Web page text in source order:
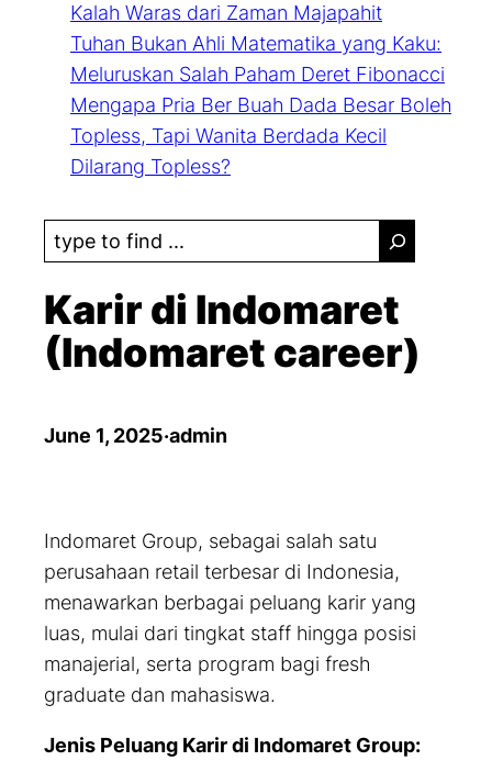
Kalah Waras dari Zaman Majapahit
Tuhan Bukan Ahli Matematika yang Kaku:
Meluruskan Salah Paham Deret Fibonacci
Mengapa Pria Ber Buah Dada Besar Boleh
Topless, Tapi Wanita Berdada Kecil
Dilarang Topless?
S
e
a
r
c
Karir di Indomaret
(Indomaret career)
June 1, 2025·admin
Indomaret Group, sebagai salah satu
perusahaan retail terbesar di Indonesia,
menawarkan berbagai peluang karir yang
luas, mulai dari tingkat staff hingga posisi
manajerial, serta program bagi fresh
graduate dan mahasiswa.
Jenis Peluang Karir di Indomaret Group: